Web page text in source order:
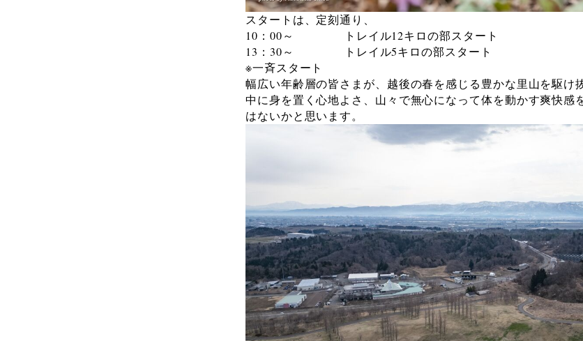
スタートは、定刻通り、
10：00～ トレイル12キロの部スタート
13：30～ トレイル5キロの部スタート
※一斉スタート
幅広い年齢層の皆さまが、越後の春を感じる豊かな里山を駆け
中に身を置く心地よさ、山々で無心になって体を動かす爽快感
はないかと思います。